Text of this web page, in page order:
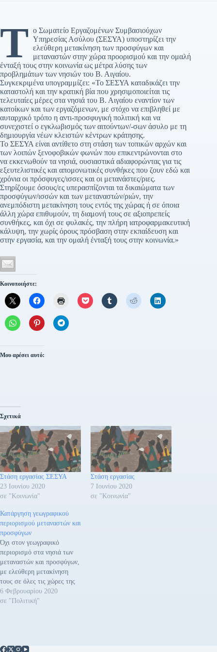
Τ ο Σωματείο Εργαζομένων Συμβασιούχων
Υπηρεσίας Ασύλου (ΣΕΣΥΑ) υποστηρίζει την
ελεύθερη μετακίνηση των προσφύγων και
μεταναστών στην χώρα προορισμού και την ομαλή
ένταξή τους στην κοινωνία ως μέτρα λύσης των
προβλημάτων των νησιών του Β. Αιγαίου.
Συγκεκριμένα υπογραμμίζει: «Το ΣΕΣΥΑ καταδικάζει την
καταστολή και την κρατική βία που χρησιμοποιείται τις
τελευταίες μέρες στα νησιά του Β. Αιγαίου εναντίον των
κατοίκων και των εργαζόμενων, με στόχο να επιβληθεί με
αυταρχικό τρόπο η αντι-προσφυγική πολιτική και να
συνεχιστεί ο εγκλωβισμός των αιτούντων/-σων άσυλο με τη
δημιουργία νέων κλειστών κέντρων κράτησης.
Το ΣΕΣΥΑ είναι αντίθετο στη στάση των τοπικών αρχών και
των λοιπών ξενοφοβικών φωνών που επικεντρώνονται στο
να εκκενωθούν τα νησιά, ουσιαστικά αδιαφορώντας για τις
εξευτελιστικές και απομονωτικές συνθήκες που ζουν εδώ και
χρόνια οι πρόσφυγες/ισσες και οι μετανάστες/ριες.
Στηρίζουμε όσους/ες υπερασπίζονται τα δικαιώματα των
προσφύγων/ισσών και των μεταναστών/ριών, την
ανεμπόδιστη μετακίνηση τους εντός της χώρας ή σε όποια
άλλη χώρα επιθυμούν, τη διαμονή τους σε αξιοπρεπείς
συνθήκες, και όχι σε φυλακές, την πλήρη ιατροφαρμακευτική
κάλυψη, την χωρίς όρους πρόσβαση στην εκπαίδευση και
στην εργασία, και την ομαλή ένταξή τους στην κοινωνία.»
Κοινοποιήστε:
Μου αρέσει αυτό:
Σχετικά
Στάση εργασίας ΣΕΣΥΑ
23 Ιουνίου 2020
σε "Κοινωνία"
Στάση εργασίας
7 Ιουνίου 2020
σε "Κοινωνία"
Κατάργηση γεωγραφικού
περιορισμού μεταναστών και
προσφύγων
Όχι στον γεωγραφικό
περιορισμό στα νησιά των
μεταναστών και προσφύγων,
με ελεύθερη μετακίνηση
τους σε όλες τις χώρες της
Ευρώπης, τονίζει το Νέο
Αριστερό Ρεύμα (ΝΑΡ) με
Απελευθέρωση καταγγέλλει
6 Φεβρουαρίου 2020
σε "Πολιτική"